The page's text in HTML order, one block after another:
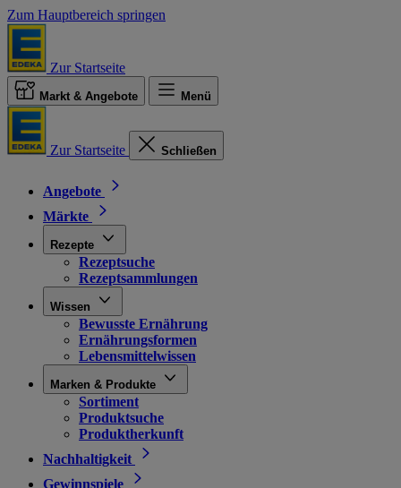
Zum Hauptbereich springen
Zur Startseite
Markt & Angebote Menü
Zur Startseite Schließen
Angebote
Märkte
Rezepte
Rezeptsuche
Rezeptsammlungen
Wissen
Bewusste Ernährung
Ernährungsformen
Lebensmittelwissen
Marken & Produkte
Sortiment
Produktsuche
Produktherkunft
Nachhaltigkeit
Gewinnspiele